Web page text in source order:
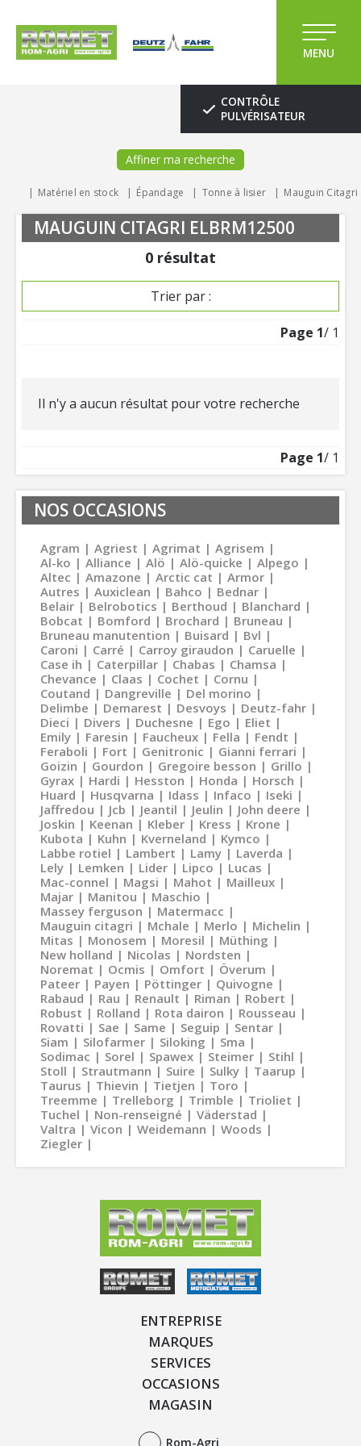
MENU
CONTRÔLE
PULVÉRISATEUR
Affiner ma recherche
Matériel en stock Épandage Tonne à lisier Mauguin Citagri
MAUGUIN CITAGRI ELBRM12500
0 résultat
Trier par :
Page 1/ 1
Il n'y a aucun résultat pour votre recherche
Page 1/ 1
NOS OCCASIONS
Agram Agriest Agrimat
Agrisem
Al-ko
Alliance Alö Alö-quicke
Alpego
Altec
Amazone Arctic cat
Armor
Autres
Auxiclean Bahco
Bednar
Belair
Belrobotics Berthoud
Blanchard
Bobcat
Bomford Brochard
Bruneau
Bruneau manutention
Buisard
Bvl
Caroni
Carré Carroy giraudon
Caruelle
Case ih
Caterpillar Chabas
Chamsa
Chevance
Claas Cochet
Cornu
Coutand
Dangreville
Del morino
Delimbe
Demarest Desvoys
Deutz-fahr
Dieci
Divers Duchesne Ego
Eliet
Emily
Faresin Faucheux Fella
Fendt
Feraboli
Fort Genitronic
Gianni ferrari
Goizin
Gourdon Gregoire besson
Grillo
Gyrax
Hardi Hesston Honda
Horsch
Huard
Husqvarna Idass Infaco
Iseki
Jaffredou
Jcb Jeantil Jeulin
John deere
Joskin
Keenan Kleber Kress
Krone
Kubota
Kuhn Kverneland
Kymco
Labbe rotiel
Lambert Lamy
Laverda
Lely
Lemken Lider Lipco
Lucas
Mac-connel
Magsi Mahot
Mailleux
Majar
Manitou
Maschio
Massey ferguson
Matermacc
Mauguin citagri
Mchale Merlo
Michelin
Mitas
Monosem Moresil
Müthing
New holland
Nicolas
Nordsten
Noremat
Ocmis Omfort
Överum
Pateer
Payen Pöttinger
Quivogne
Rabaud
Rau Renault Riman
Robert
Robust
Rolland Rota dairon
Rousseau
Rovatti
Sae Same Seguip
Sentar
Siam
Silofarmer Siloking
Sma
Sodimac
Sorel Spawex Steimer
Stihl
Stoll
Strautmann Suire Sulky
Taarup
Taurus
Thievin Tietjen
Toro
Treemme
Trelleborg Trimble
Trioliet
Tuchel
Non-renseigné
Väderstad
Valtra
Vicon Weidemann
Woods
Ziegler
ENTREPRISE
MARQUES
SERVICES
OCCASIONS
MAGASIN
Rom-Agri